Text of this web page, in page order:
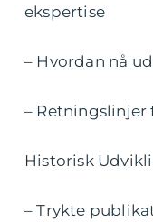
ekspertise
– Hvordan nå
– Retningslinjer
Historisk
– Trykte